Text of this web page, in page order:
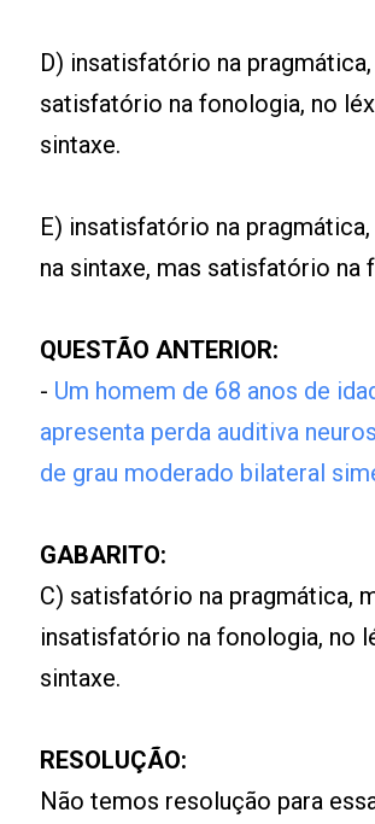
D) insatisfatório na
satisfatório na fonologia, no
sintaxe.
E) insatisfatório na
na sintaxe, mas satisfatório na
QUESTÃO ANTERIOR:
- Um homem de 68 anos de
apresenta perda auditiva
de grau moderado bilateral
GABARITO:
C) satisfatório na pragmática,
insatisfatório na fonologia, no
sintaxe.
RESOLUÇÃO:
Não temos resolução para